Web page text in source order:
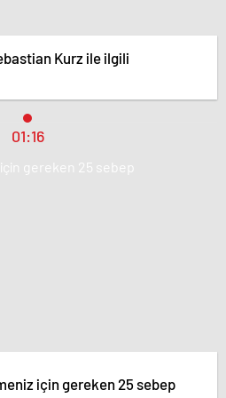
Kurz ile ilgili
01:16
için gereken 25 sebep